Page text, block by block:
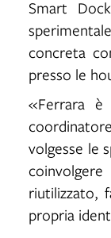
Smart
concreta
presso le
«Ferrara è
volgesse le
riutilizzato,
propria